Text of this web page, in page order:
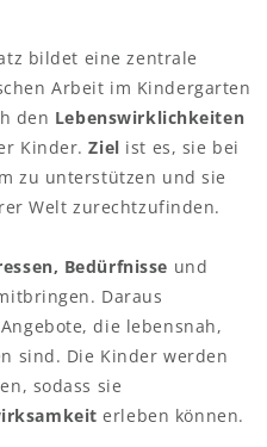
Außenanlagen
2023/2024
bildet eine zentrale
Arbeit im Kindergarten
den Lebenswirklichkeiten
Kinder.Ziel ist es, sie bei
zu unterstützen und sie
Welt zurechtzufinden.
Bedürfnisse und
Daraus
die lebensnah,
sind. Die Kinder werden
sodass sie
erleben können.